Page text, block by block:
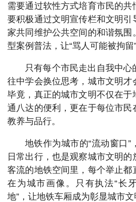
需要通过软性方式培育市民的共
要积极通过文明宣传栏和文明引
家共同维护公共空间的和谐氛围
型案例普法，让“骂人可能被拘留
只有每个市民走出自我中
往中学会换位思考，城市文明才
毕竟，真正的城市文明不仅在于
通八达的便利，更在于每位市民
教养与品行。
地铁作为城市的“流动窗口”
日常出行，也是观察城市文明
客流的地铁空间里，每个举止都
在为城市画像。只有执法“长
地”，让地铁车厢成为彰显城市文